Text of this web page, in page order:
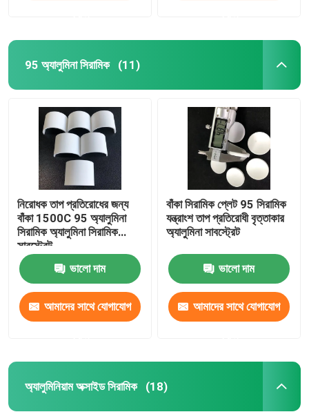
বাড়ি
পণ্য
ভিডিও
95 অ্যালুমিনা সিরামিক (11)
নিরোধক তাপ প্রতিরোধের জন্য
বাঁকা 1500C 95 অ্যালুমিনা
সিরামিক অ্যালুমিনা সিরামিক
সাবস্ট্রেট
ভালো দাম
আমাদের সাথে যোগাযোগ
বাঁকা সিরামিক প্লেট 95 সিরামিক
যন্ত্রাংশ তাপ প্রতিরোধী বৃত্তাকার
অ্যালুমিনা সাবস্ট্রেট
ভালো দাম
আমাদের সাথে যোগাযোগ
অ্যালুমিনিয়াম অক্সাইড সিরামিক (18)